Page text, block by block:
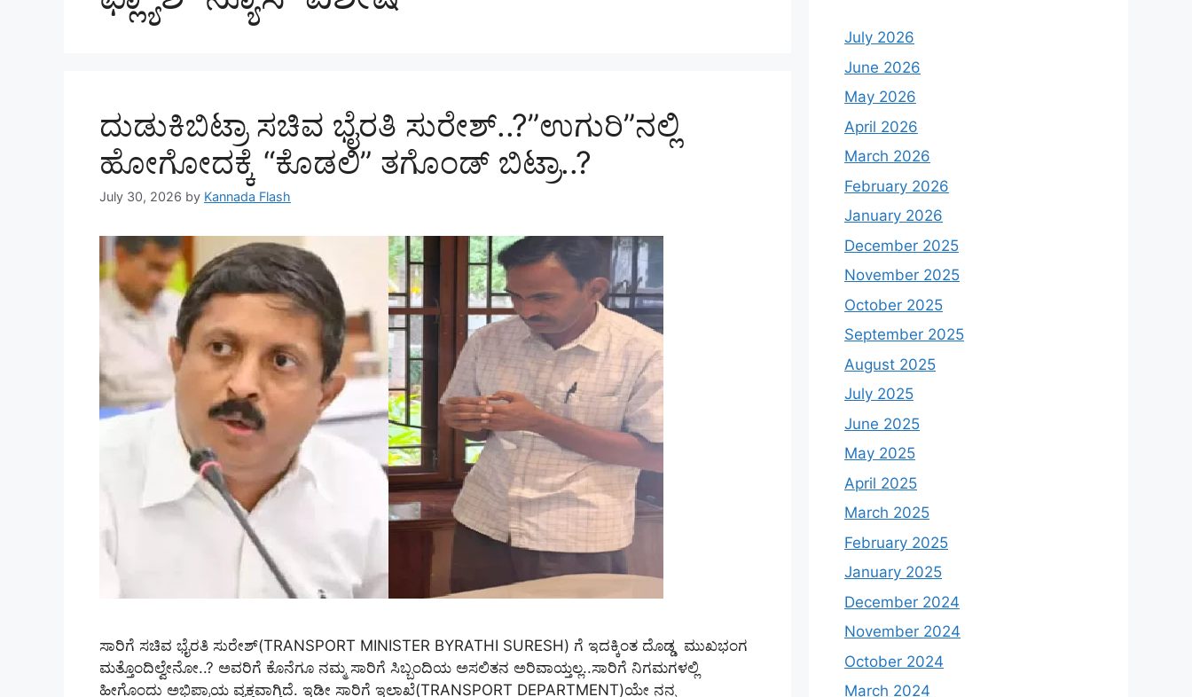
ದುಡುಕಿಬಿಟ್ರಾ ಸಚಿವ ಭೈರತಿ ಸುರೇಶ್..?”ಉಗುರಿ”ನಲ್ಲಿ
ಹೋಗೋದಕ್ಕೆ “ಕೊಡಲಿ” ತಗೊಂಡ್ ಬಿಟ್ರಾ..?
July 30, 2026 by Kannada Flash
ಸಾರಿಗೆ ಸಚಿವ ಭೈರತಿ ಸುರೇಶ್‌(TRANSPORT MINISTER BYRATHI SURESH) ಗೆ ಇದಕ್ಕಿಂತ ದೊಡ್ಡ ಮುಖಭಂಗ
ಮತ್ತೊಂದಿಲ್ವೇನೋ..? ಅವರಿಗೆ ಕೊನೆಗೂ ನಮ್ಮ ಸಾರಿಗೆ ಸಿಬ್ಬಂದಿಯ ಅಸಲಿತನ ಅರಿವಾಯ್ತಲ್ಲ..ಸಾರಿಗೆ ನಿಗಮಗಳಲ್ಲಿ
ಹೀಗೊಂದು ಅಭಿಪ್ರಾಯ ವ್ಯಕ್ತವಾಗ್ತಿದೆ. ಇಡೀ ಸಾರಿಗೆ ಇಲಾಖೆ(TRANSPORT DEPARTMENT)ಯೇ ನನ್ನ
July 2026
June 2026
May 2026
April 2026
March 2026
February 2026
January 2026
December 2025
November 2025
October 2025
September 2025
August 2025
July 2025
June 2025
May 2025
April 2025
March 2025
February 2025
January 2025
December 2024
November 2024
October 2024
March 2024